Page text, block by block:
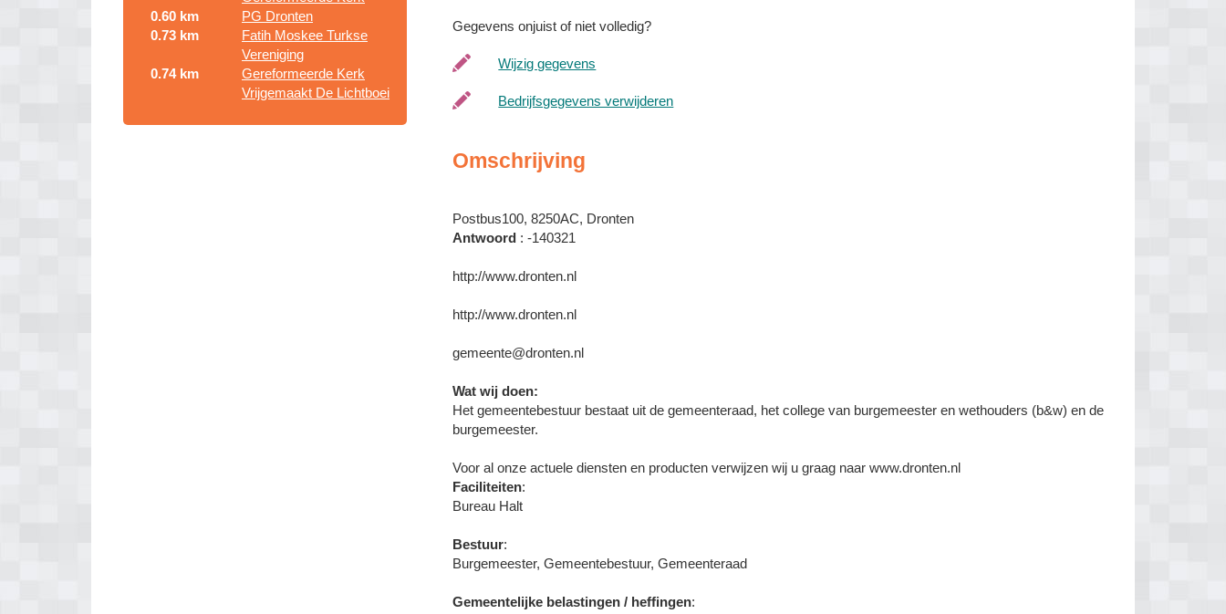
0.60 km
PG Dronten
0.73 km
Fatih Moskee Turkse
Vereniging
0.74 km
Gereformeerde Kerk
Vrijgemaakt De Lichtboei
Gegevens onjuist of niet volledig?
Wijzig gegevens
Bedrijfsgegevens verwijderen
Omschrijving
Postbus100, 8250AC, Dronten
Antwoord : -140321
http://www.dronten.nl
http://www.dronten.nl
gemeente@dronten.nl
Wat wij doen:
Het gemeentebestuur bestaat uit de gemeenteraad, het college van burgemeester en wethouders (b&w) en de
burgemeester.
Voor al onze actuele diensten en producten verwijzen wij u graag naar www.dronten.nl
Faciliteiten:
Bureau Halt
Bestuur:
Burgemeester, Gemeentebestuur, Gemeenteraad
Gemeentelijke belastingen / heffingen: